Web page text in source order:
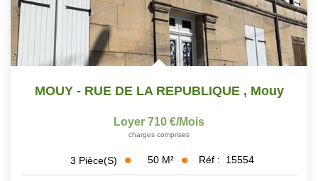
MOUY - RUE DE LA REPUBLIQUE , Mouy
Loyer 710 €/mois
charges comprises
3 Pièce(s) 50 M² Réf : 15554